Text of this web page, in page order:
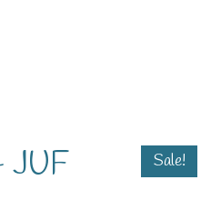
JUF Sale!